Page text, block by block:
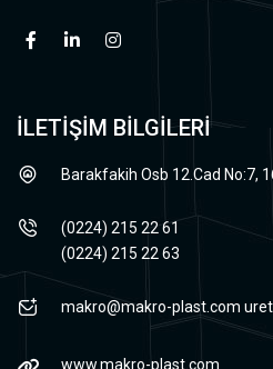
İLETİŞİM BİLGİLERİ
Barakfakih Osb 12.Cad No:7,
(0224) 215 22 61
(0224) 215 22 63
makro@makro-plast.com
www.makro-plast.com